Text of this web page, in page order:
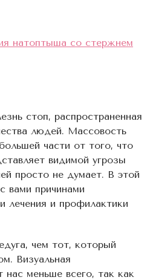
натоптыша со стержнем
стоп, распространенная
людей. Массовость
части от того, что
видимой угрозы
просто не думает. В этой
вами причинами
лечения и профилактики
чем тот, который
Визуальная
нас меньше всего, так как